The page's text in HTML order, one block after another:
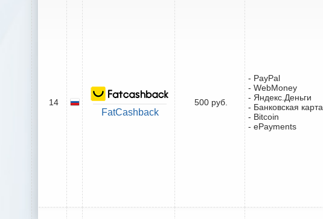
14
FatCashback
500 руб.
- PayPal
- WebMoney
- Яндекс.Деньги
- Банковская
- Bitcoin
- ePayments